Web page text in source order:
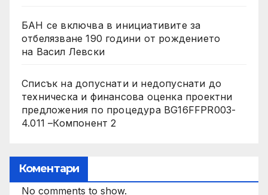
БАН се включва в инициативите за
отбелязване 190 години от рождението
на Васил Левски
Списък на допуснати и недопуснати до
техническа и финансова оценка проектни
предложения по процедура BG16FFPR003-
4.011 –Компонент 2
Коментари
No comments to show.